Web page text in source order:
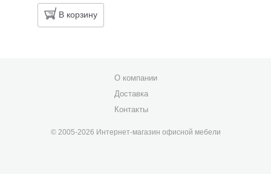
В корзину
О компании
Доставка
Контакты
© 2005-2026 Интернет-магазин офисной мебели